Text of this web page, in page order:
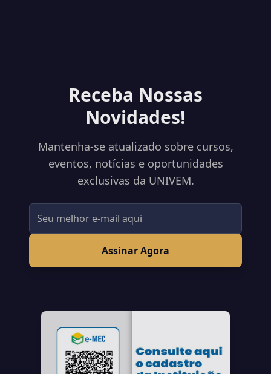
Receba Nossas
Novidades!
Mantenha-se atualizado sobre cursos,
eventos, notícias e oportunidades
exclusivas da UNIVEM.
Assinar Agora